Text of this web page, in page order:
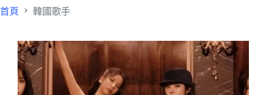
首頁 韓國歌手